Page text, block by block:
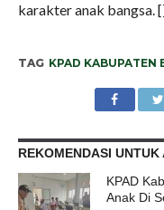
karakter anak bangsa.
TAG KPAD KABUPATEN
REKOMENDASI UNTUK
KPAD
Anak Di